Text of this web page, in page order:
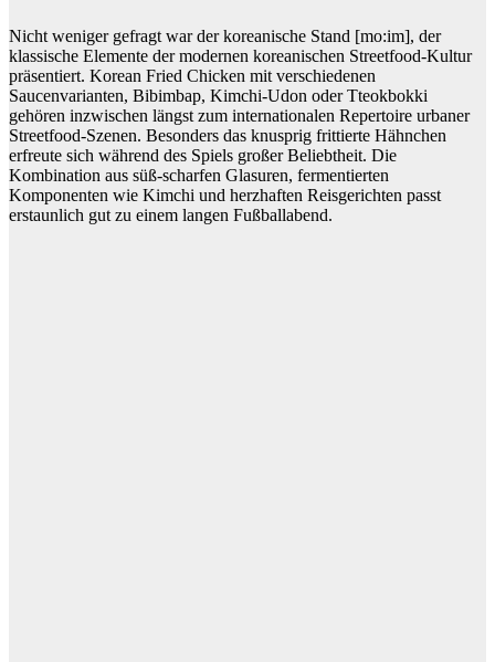
Nicht weniger gefragt war der koreanische Stand [mo:im], der
klassische Elemente der modernen koreanischen Streetfood-Kultur
präsentiert. Korean Fried Chicken mit verschiedenen
Saucenvarianten, Bibimbap, Kimchi-Udon oder Tteokbokki
gehören inzwischen längst zum internationalen Repertoire urbaner
Streetfood-Szenen. Besonders das knusprig frittierte Hähnchen
erfreute sich während des Spiels großer Beliebtheit. Die
Kombination aus süß-scharfen Glasuren, fermentierten
Komponenten wie Kimchi und herzhaften Reisgerichten passt
erstaunlich gut zu einem langen Fußballabend.